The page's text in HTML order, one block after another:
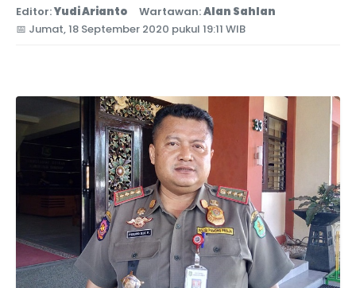
Editor:Yudi Arianto Wartawan:Alan Sahlan
📅 Jumat, 18 September 2020 pukul 19:11 WIB